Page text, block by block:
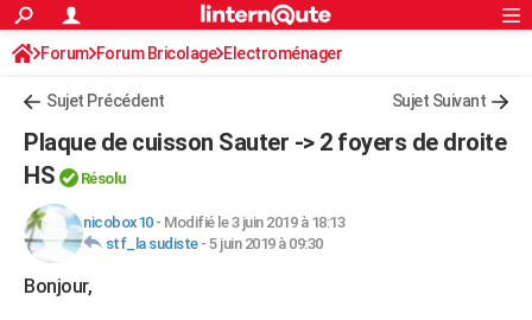
ACTUALITÉS
Politique
Société
Faits Divers
Education
Monde
Villes
+
Programme TV
TNTStreaming
Cinéma
Sorties cinéma
Musique
+FINANCE
Retraite
Impôts
Epargne
Immobilier
Risques naturels par ville
Banque
Assurance
Crédit
AUTO
Essais
Réserver un essai
Citadines
Berlines
SUV
Forum auto
HIGH-TECH
S'inscrire
Connexion
Forum Forum Bricolage Electroménager
Sujet Précédent Sujet Suivant
Plaque de cuisson Sauter -> 2 foyers de droite
HS
Résolu
nicobox10- Modifié le 3 juin 2019 à 18:13
stf_la sudiste- 5 juin 2019 à 09:30
Bonjour,